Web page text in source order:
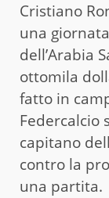
Cristiano
una
dell’Arabia
ottomila
fatto in
Federcalcio
capitano
contro la
una partita.